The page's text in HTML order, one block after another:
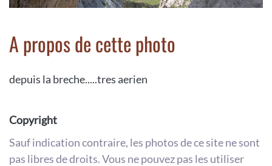
A propos de cette photo
depuis la breche.....tres aerien
Copyright
Sauf indication contraire, les photos de ce site ne sont
pas libres de droits. Vous ne pouvez pas les utiliser